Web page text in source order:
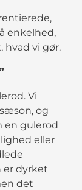
enkelhed,
vi gør.
Vi
og
en gulerod
eller
er dyrket
det